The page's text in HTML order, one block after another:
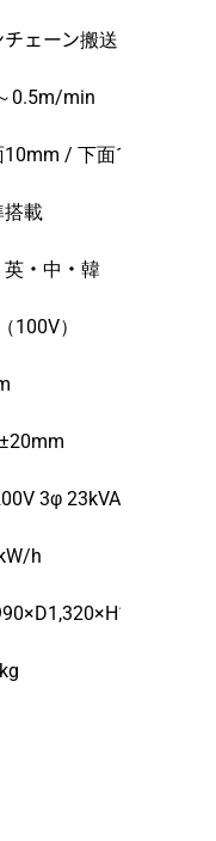
チェーン搬送 / メッシ
0.5m/min
10mm / 下面10mm（※
搭載
英・中・韓
100V）
3φ 23kVA 67A（ピ
h